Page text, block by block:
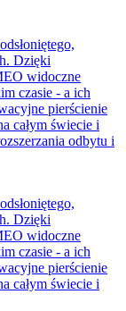
Dzięki
widoczne
czasie - a ich
pierścienie
całym świecie i
odbytu i
Dzięki
widoczne
czasie - a ich
pierścienie
całym świecie i